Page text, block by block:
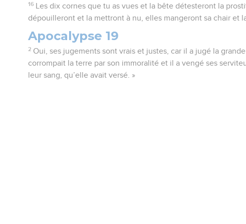
16
Les dix cornes que tu as vues et la bête détesteront la
dépouilleront et la mettront à nu, elles mangeront sa chair et
Apocalypse 19
2 Oui, ses jugements sont vrais et justes, car il a jugé la
corrompait la terre par son immoralité et il a vengé ses
leur sang, qu’elle avait versé. »